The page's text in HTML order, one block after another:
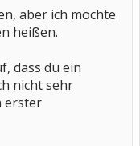
aber ich möchte
heißen.
dass du ein
nicht sehr
erster